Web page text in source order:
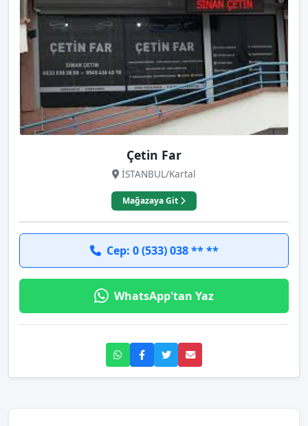
Çetin Far
İSTANBUL/Kartal
Mağazaya Git
Cep: 0 (533) 038 ** **
WhatsApp'tan Yaz